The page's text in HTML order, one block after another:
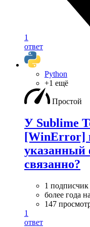
1
ответ
Python
+1 ещё
Простой
У Sublime
[WinError]
указанный
связанно?
1 подписчик
более года
147
1
ответ